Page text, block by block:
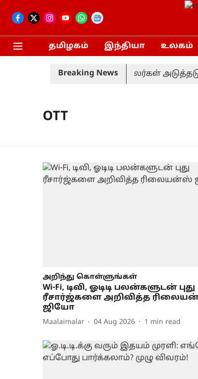
தமிழகம் இந்தியா உலகம்
Breaking News
பங்கேற்ற நிகழ்ச்சியில் காவலர்கள்
OTT
அறிந்து கொள்ளுங்கள்
Wi-Fi, டிவி, ஓடிடி பலன்களுடன் புது
ரீசார்ஜ்களை அறிவித்த
ஜியோ
Maalaimalar 04 Aug 2026 1 min read